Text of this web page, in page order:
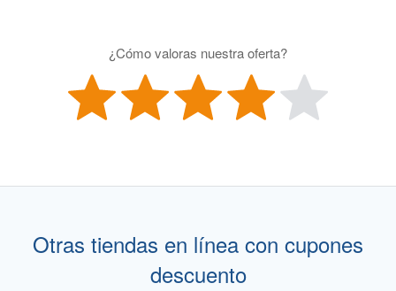
¿Cómo valoras nuestra oferta?
Otras tiendas en línea con cupones
descuento